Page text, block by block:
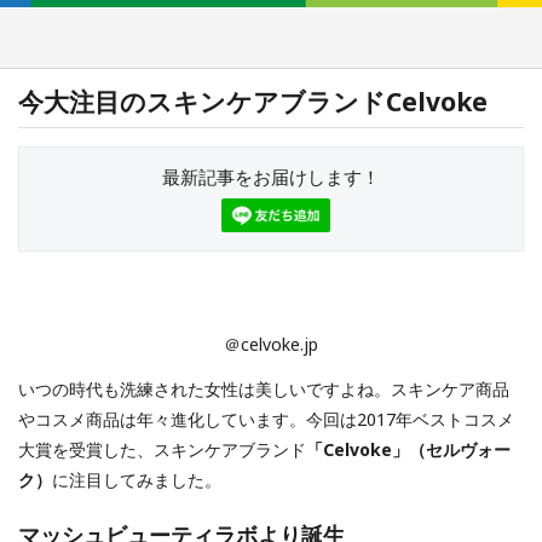
今大注目のスキンケアブランドCelvoke
最新記事をお届けします！
＠celvoke.jp
いつの時代も洗練された女性は美しいですよね。スキンケア商品
やコスメ商品は年々進化しています。今回は2017年ベストコスメ
大賞を受賞した、スキンケアブランド 「Celvoke」（セルヴォー
ク） に注目してみました。
マッシュビューティラボより誕生